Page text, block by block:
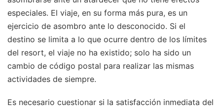
especiales. El viaje, en su forma más pura, es un
ejercicio de asombro ante lo desconocido. Si el
destino se limita a lo que ocurre dentro de los límites
del resort, el viaje no ha existido; solo ha sido un
cambio de código postal para realizar las mismas
actividades de siempre.
Es necesario cuestionar si la satisfacción inmediata del